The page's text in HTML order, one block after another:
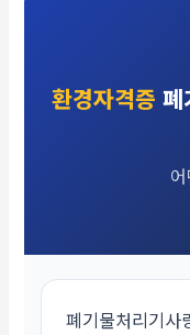
환경자격증 폐
폐기물처리기사